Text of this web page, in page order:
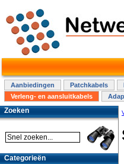
Aanbiedingen Patchkabels
Verleng- en aansluitkabels
Zoeken
Categorieën